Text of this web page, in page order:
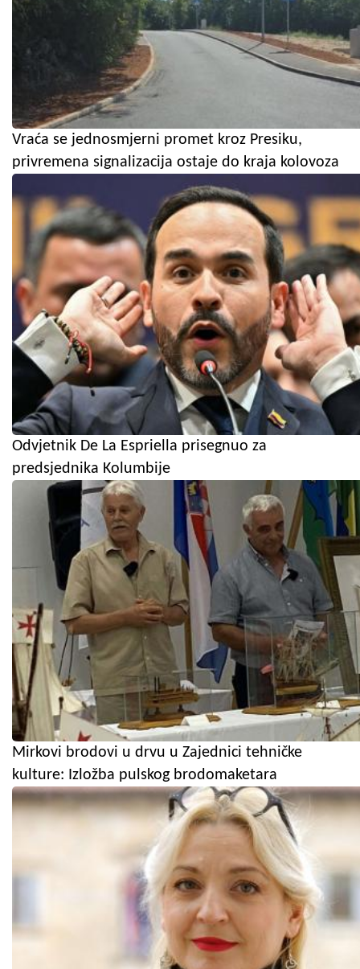
Vraća se jednosmjerni promet kroz Presiku,
privremena signalizacija ostaje do kraja kolovoza
Odvjetnik De La Espriella prisegnuo za
predsjednika Kolumbije
Mirkovi brodovi u drvu u Zajednici tehničke
kulture: Izložba pulskog brodomaketara